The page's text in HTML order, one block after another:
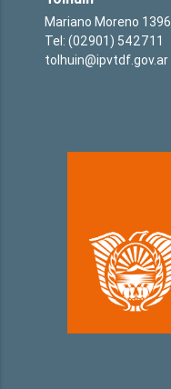
Mariano Moreno 1396
Tel: (02901) 542711
tolhuin@ipvtdf.gov.ar